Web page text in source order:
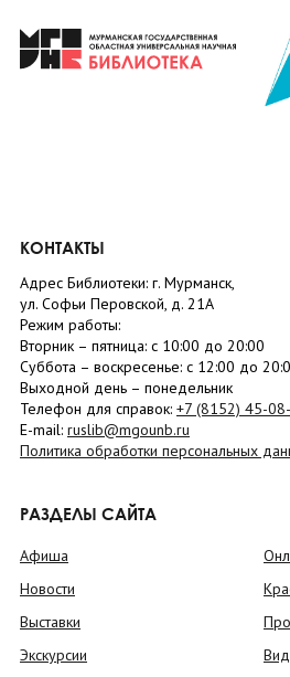
КОНТАКТЫ
Адрес Библиотеки: г. Мурманск,
ул. Софьи Перовской, д. 21А
Режим работы:
Вторник – пятница: с 10:00 до 20:00
Суббота – воскресенье: c 12:00 до
Выходной день – понедельник
Телефон для справок: +7 (8152) 45-
E-mail: ruslib@mgounb.ru
Политика обработки персональных
РАЗДЕЛЫ САЙТА
Афиша
Новости
Выставки
Экскурсии